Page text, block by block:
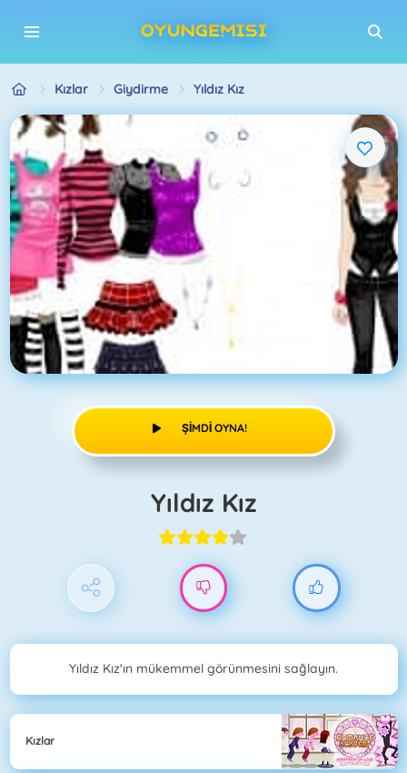
Kızlar Giydirme Yıldız Kız
ŞIMDI OYNA!
Yıldız Kız
Yıldız Kız'ın mükemmel görünmesini sağlayın.
Kızlar